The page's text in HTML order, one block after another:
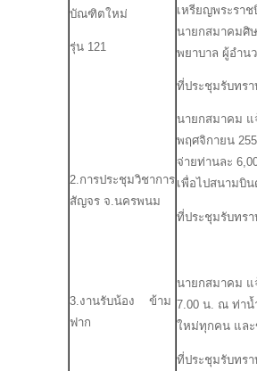
บัณฑิตใหม่
รุ่น 121
2.การประชุมวิชาการ
สัญจร จ.นครพนม
3.งานรับน้อง ข้าม
ฟาก
เหรียญพระรา
นายกสมาคมศิ
พยาบาล ผู้อำน
ที่ประชุมรับทรา
นายกสมาคม แ
พฤศจิกายน
จ่ายท่านละ
เพื่อไปสนามบิ
ที่ประชุมรับทรา
นายกสมาคม แ
7.00 น. ณ ท่าน้
ใหม่ทุกคน และ
ที่ประชุมรับทรา